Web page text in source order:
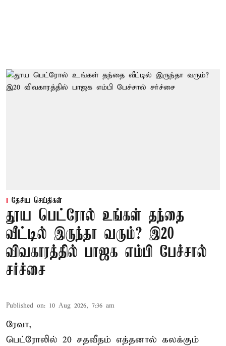
தேசிய செய்திகள்
தூய பெட்ரோல் உங்கள் தந்தை
வீட்டில் இருந்தா வரும்? இ20
விவகாரத்தில் பாஜக எம்பி பேச்சால்
சர்ச்சை
Published on: 10 Aug 2026, 7:36 am
ரேவா,
பெட்ரோலில் 20 சதவீதம் எத்தனால் கலக்கும்